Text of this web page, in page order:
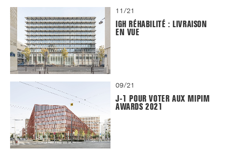
11/21
IGH RÉHABILITÉ : LIVRAISON
EN VUE
09/21
J-1 POUR VOTER AUX MIPIM
AWARDS 2021